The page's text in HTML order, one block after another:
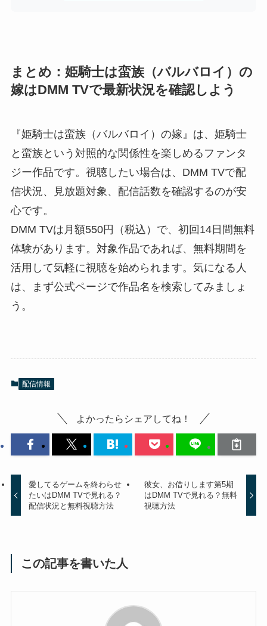
まとめ：姫騎士は蛮族（バルバロイ）の
嫁はDMM TVで最新状況を確認しよう
『姫騎士は蛮族（バルバロイ）の嫁』は、姫騎士
と蛮族という対照的な関係性を楽しめるファンタ
ジー作品です。視聴したい場合は、DMM TVで配
信状況、見放題対象、配信話数を確認するのが安
心です。
DMM TVは月額550円（税込）で、初回14日間無料
体験があります。対象作品であれば、無料期間を
活用して気軽に視聴を始められます。気になる人
は、まず公式ページで作品名を検索してみましょ
う。
配信情報
よかったらシェアしてね！
愛してるゲームを終わらせ
たいはDMM TVで見れる？
配信状況と無料視聴方法
彼女、お借りします第5期
はDMM TVで見れる？無料
視聴方法
この記事を書いた人